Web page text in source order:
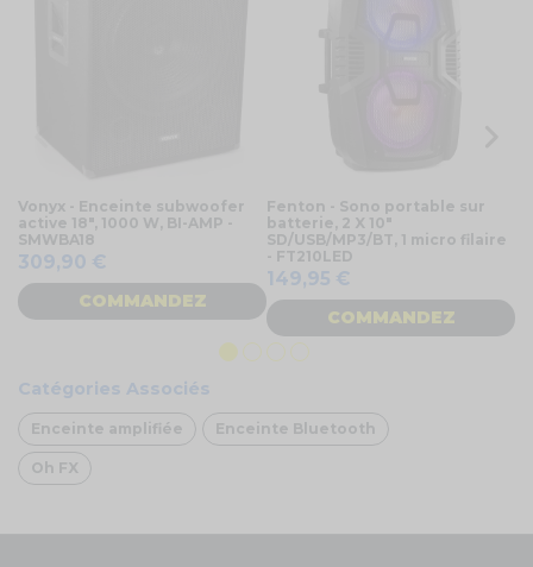
Vonyx - Enceinte subwoofer
active 18", 1000 W, BI-AMP -
SMWBA18
309,90 €
COMMANDEZ
Fenton - Sono portable sur
batterie, 2 X 10"
SD/USB/MP3/BT, 1 micro filaire
- FT210LED
149,95 €
COMMANDEZ
Catégories Associés
Enceinte amplifiée Enceinte Bluetooth
Oh FX